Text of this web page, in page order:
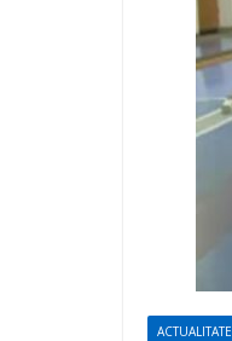
ACTUALITATE